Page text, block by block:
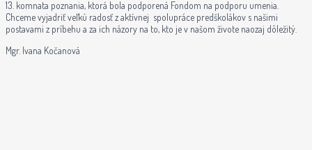
13. komnata poznania, ktorá bola podporená Fondom na podporu umenia.
Chceme vyjadriť veľkú radosť z aktívnej spolupráce predškolákov s našimi
postavami z príbehu a za ich názory na to, kto je v našom živote naozaj dôležitý.
Mgr. Ivana Kočanová